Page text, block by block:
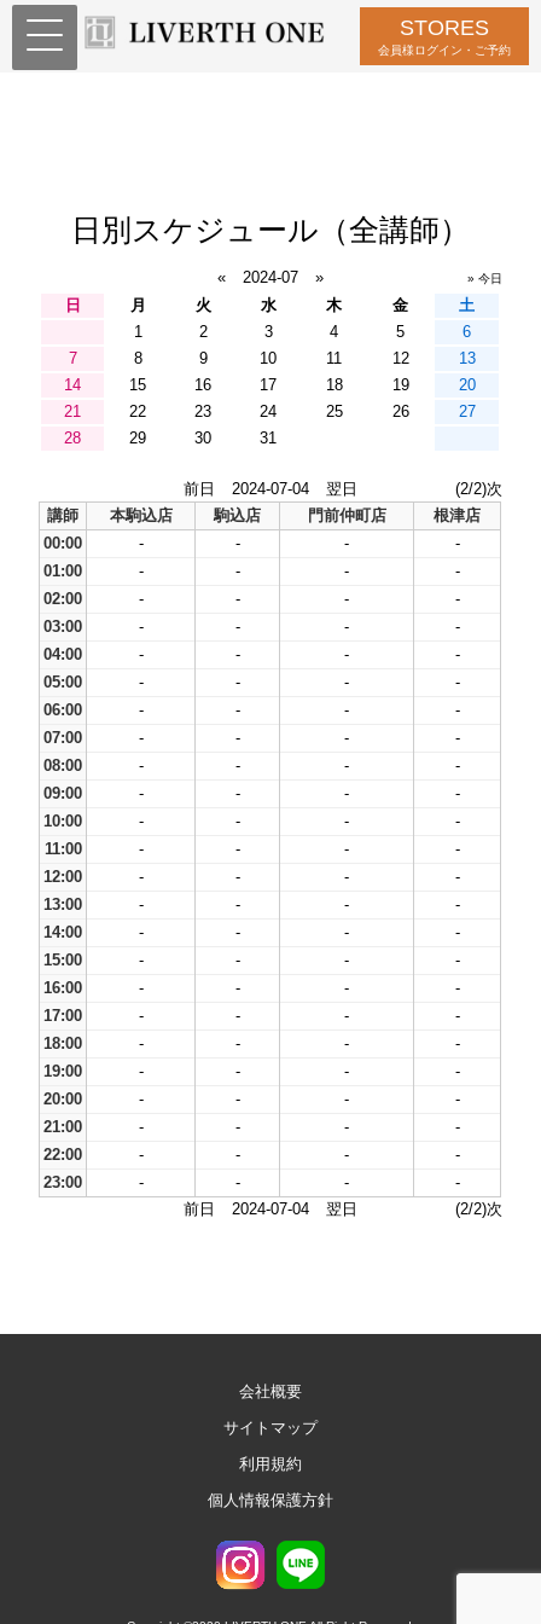
STORES
会員様ログイン・ご予約
日別スケジュール（全講師）
« 2024-07 » » 今日
日 月 火 水 木 金
土
1
2 3 4 5
6
7
8 9 10 11 12
13
14
15 16 17 18 19
20
21
22 23 24 25 26
27
28
29 30 31
前日 2024-07-04 翌日
(2/2)次
講師
本駒込店 駒込店 門前仲町店
根津店
00:00
- - -
-
01:00
- - -
-
02:00
- - -
-
03:00
- - -
-
04:00
- - -
-
05:00
- - -
-
06:00
- - -
-
07:00
- - -
-
08:00
- - -
-
09:00
- - -
-
10:00
- - -
-
11:00
- - -
-
12:00
- - -
-
13:00
- - -
-
14:00
- - -
-
15:00
- - -
-
16:00
- - -
-
17:00
- - -
-
18:00
- - -
-
19:00
- - -
-
20:00
- - -
-
21:00
- - -
-
22:00
- - -
-
23:00
- - -
-
前日
2024-07-04 翌日 (2/2)次
会社概要
サイトマップ
利用規約
個人情報保護方針